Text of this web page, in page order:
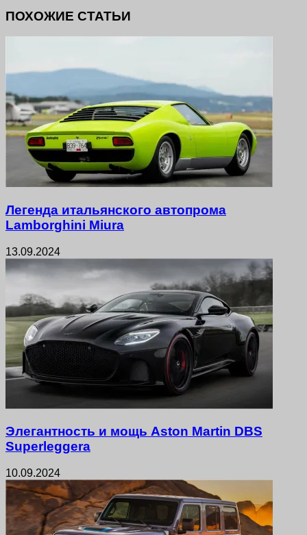
ПОХОЖИЕ СТАТЬИ
Легенда итальянского автопрома
Lamborghini Miura
13.09.2024
Элегантность и мощь Aston Martin DBS
Superleggera
10.09.2024